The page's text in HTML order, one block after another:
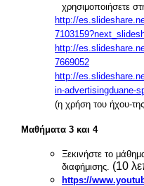
χρησιμοποιήσετε
http://
http://
7669052
http://
in-advertisingduane-
(η χρήση του ήχου-
Μαθήματα 3 και 4
Ξεκινήστε το
διαφήμισης. (10
https://